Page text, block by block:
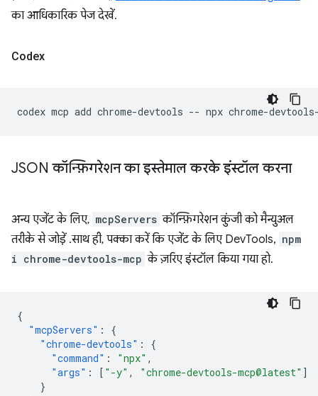
का आधिकारिक पेज देखें.
Codex
codex mcp add chrome-devtools -- npx
JSON कॉन्फ़िगरेशन का इस्तेमाल करके इंस्टॉल करना
अन्य एजेंट के लिए, mcpServers कॉन्फ़िगरेशन कुंजी को मैन्युअल
तरीके से जोड़ें . साथ ही, पक्का करें कि एजेंट के लिए DevTools, npm
i chrome-devtools-mcp के ज़रिए इंस्टॉल किया गया हो.
{
"mcpServers" :
{
"chrome-devtools" :
{
"command" : "npx" ,
"args" : [ "-y" , "chrome-devtools-mcp@latest" ]
}